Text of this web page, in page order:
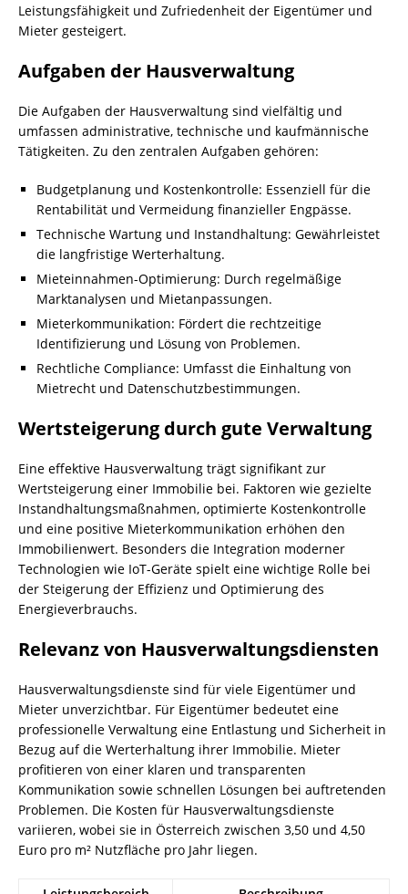
Leistungsfähigkeit und Zufriedenheit der Eigentümer und
Mieter gesteigert.
Aufgaben der Hausverwaltung
Die Aufgaben der Hausverwaltung sind vielfältig und
umfassen administrative, technische und kaufmännische
Tätigkeiten. Zu den zentralen Aufgaben gehören:
Budgetplanung und Kostenkontrolle: Essenziell für die
Rentabilität und Vermeidung finanzieller Engpässe.
Technische Wartung und Instandhaltung: Gewährleistet
die langfristige Werterhaltung.
Mieteinnahmen-Optimierung: Durch regelmäßige
Marktanalysen und Mietanpassungen.
Mieterkommunikation: Fördert die rechtzeitige
Identifizierung und Lösung von Problemen.
Rechtliche Compliance: Umfasst die Einhaltung von
Mietrecht und Datenschutzbestimmungen.
Wertsteigerung durch gute Verwaltung
Eine effektive Hausverwaltung trägt signifikant zur
Wertsteigerung einer Immobilie bei. Faktoren wie gezielte
Instandhaltungsmaßnahmen, optimierte Kostenkontrolle
und eine positive Mieterkommunikation erhöhen den
Immobilienwert. Besonders die Integration moderner
Technologien wie IoT-Geräte spielt eine wichtige Rolle bei
der Steigerung der Effizienz und Optimierung des
Energieverbrauchs.
Relevanz von Hausverwaltungsdiensten
Hausverwaltungsdienste sind für viele Eigentümer und
Mieter unverzichtbar. Für Eigentümer bedeutet eine
professionelle Verwaltung eine Entlastung und Sicherheit in
Bezug auf die Werterhaltung ihrer Immobilie. Mieter
profitieren von einer klaren und transparenten
Kommunikation sowie schnellen Lösungen bei auftretenden
Problemen. Die Kosten für Hausverwaltungsdienste
variieren, wobei sie in Österreich zwischen 3,50 und 4,50
Euro pro m² Nutzfläche pro Jahr liegen.